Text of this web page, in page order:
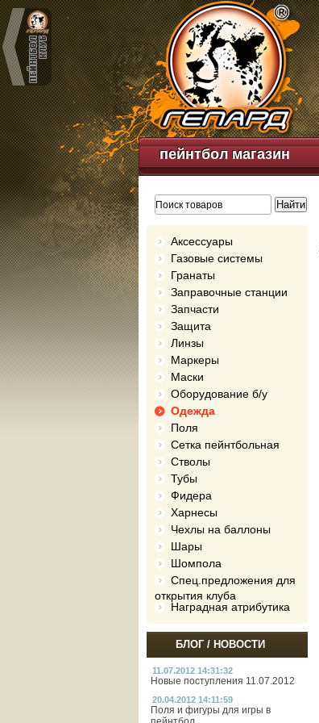
пейнтбол магазин
Аксессуары
Газовые системы
Гранаты
Заправочные станции
Запчасти
Защита
Линзы
Маркеры
Маски
Оборудование б/у
Одежда
Поля
Сетка пейнтбольная
Стволы
Тубы
Фидера
Харнесы
Чехлы на баллоны
Шары
Шомпола
Спец.предложения для
открытия клуба
Наградная атрибутика
БЛОГ / НОВОСТИ
11.07.2012 14:31:32
Новые поступления 11.07.2012
20.04.2012 14:11:59
Поля и фигуры для игры в